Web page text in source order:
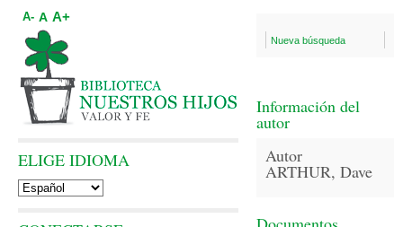
Nueva búsqueda
Información del
autor
Autor
ARTHUR, Dave
A- A A+
ELIGE IDIOMA